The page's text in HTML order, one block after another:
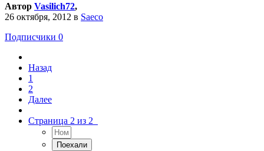
Автор Vasilich72,
26 октября, 2012 в Saeco
Подписчики 0
Назад
1
2
Далее
Страница 2 из 2